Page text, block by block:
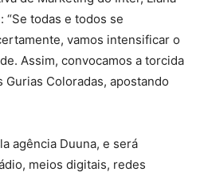
“Se todas e todos se
vamos intensificar o
Assim, convocamos a torcida
Gurias Coloradas, apostando
agência Duuna, e será
meios digitais, redes